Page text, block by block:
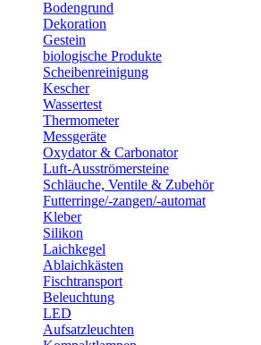
Bodengrund
Dekoration
Gestein
biologische Produkte
Scheibenreinigung
Kescher
Wassertest
Thermometer
Messgeräte
Oxydator & Carbonator
Luft-Ausströmersteine
Schläuche, Ventile & Zubehör
Futterringe/-zangen/-automat
Kleber
Silikon
Laichkegel
Ablaichkästen
Fischtransport
Beleuchtung
LED
Aufsatzleuchten